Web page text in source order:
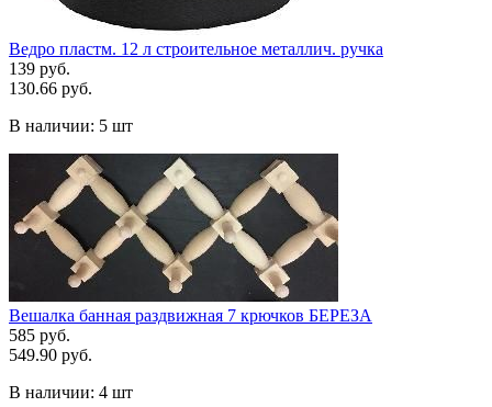
Ведро пластм. 12 л строительное металлич. ручка
139 руб.
130.66 руб.
В наличии: 5 шт
Вешалка банная раздвижная 7 крючков БЕРЕЗА
585 руб.
549.90 руб.
В наличии: 4 шт